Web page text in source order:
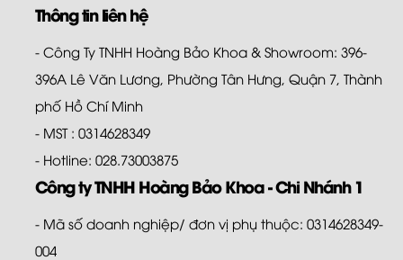
Thông tin liên hệ
- Công Ty TNHH Hoàng Bảo Khoa & Showroom: 396-
396A Lê Văn Lương, Phường Tân Hưng, Quận 7, Thành
phố Hồ Chí Minh
- MST : 0314628349
- Hotline: 028.73003875
Công ty TNHH Hoàng Bảo Khoa - Chi Nhánh 1
- Mã số doanh nghiệp/ đơn vị phụ thuộc: 0314628349-
004